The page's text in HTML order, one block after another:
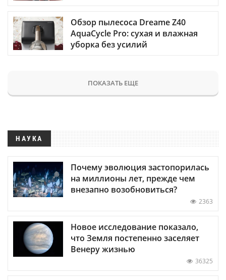
Обзор пылесоса Dreame Z40
AquaCycle Pro: сухая и влажная
уборка без усилий
ПОКАЗАТЬ ЕЩЕ
НАУКА
Почему эволюция застопорилась
на миллионы лет, прежде чем
внезапно возобновиться?
2363
Новое исследование показало,
что Земля постепенно заселяет
Венеру жизнью
36325